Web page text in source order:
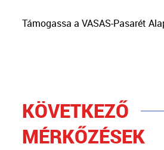
Támogassa a VASAS-Pasarét
KÖVETKEZŐ
MÉRKŐZÉSEK